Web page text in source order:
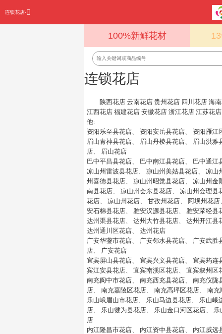
连锁花店-
100%新鲜花材
连锁花店
陕西花店 云南花店 贵州花店 四川花店 海
江西花店 福建花店 安徽花店 浙江花店 江苏花店
他:
资阳乐至县花店、 资阳安岳县花店、 资阳雁江
眉山青神县花店、 眉山丹棱县花店、 眉山洪雅
店、 眉山花店
巴中平昌县花店、 巴中南江县花店、 巴中通江
凉山州雷波县花店、 凉山州美姑县花店、 凉山
州喜德县花店、 凉山州昭觉县花店、 凉山州金
南县花店、 凉山州会东县花店、 凉山州会理县
花店、 凉山州花店、 甘孜州花店、 阿坝州花店
安石棉县花店、 雅安汉源县花店、 雅安荥经县
达州渠县花店、 达州大竹县花店、 达州开江县
达州通川区花店、 达州花店
广安华蓥市花店、 广安邻水县花店、 广安武胜
店、 广安花店
宜宾屏山县花店、 宜宾兴文县花店、 宜宾筠连
宾江安县花店、 宜宾南溪区花店、 宜宾叙州区
南充阆中市花店、 南充西充县花店、 南充仪陇
店、 南充嘉陵区花店、 南充高坪区花店、 南充
乐山峨眉山市花店、 乐山马边县花店、 乐山峨
店、 乐山犍为县花店、 乐山金口河区花店、 乐
店
内江隆昌市花店、 内江资中县花店、 内江威远